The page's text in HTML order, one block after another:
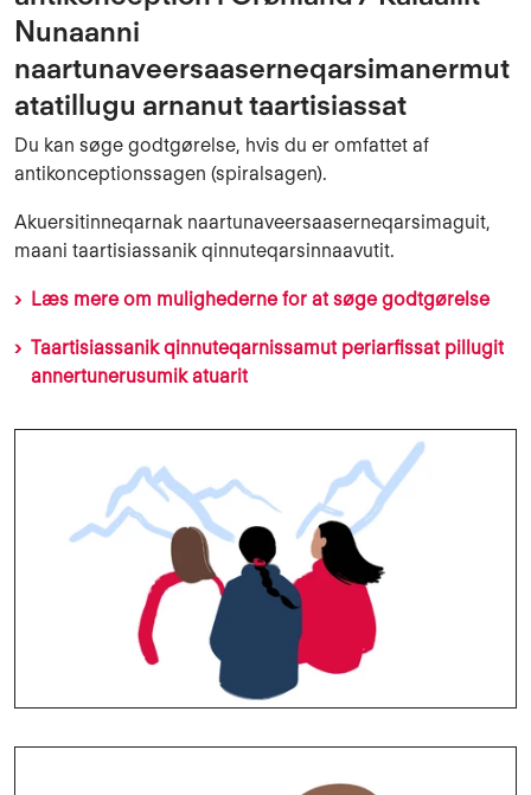
Nunaanni
naartunaveersaaserneqarsimanermut
atatillugu arnanut taartisiassat
Du kan søge godtgørelse, hvis du er omfattet af
antikonceptionssagen (spiralsagen).
Akuersitinneqarnak naartunaveersaaserneqarsimaguit,
maani taartisiassanik qinnuteqarsinnaavutit.
Læs mere om mulighederne for at søge godtgørelse
Taartisiassanik qinnuteqarnissamut periarfissat pillugit
annertunerusumik atuarit